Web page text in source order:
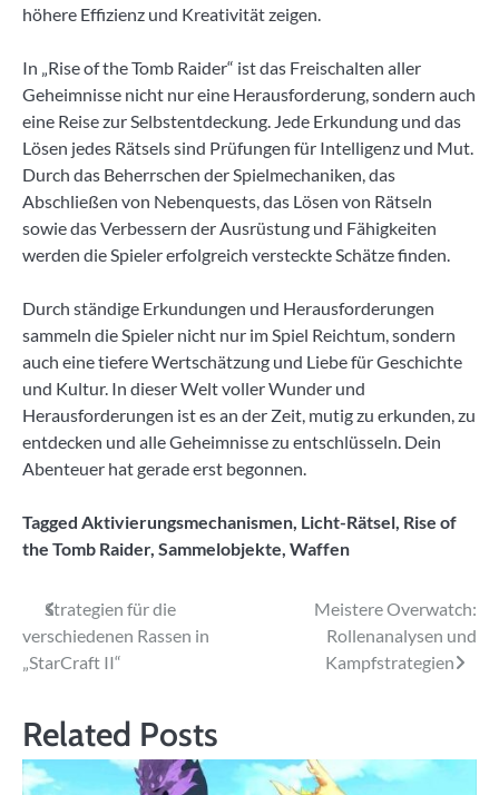
höhere Effizienz und Kreativität zeigen.
In „Rise of the Tomb Raider“ ist das Freischalten aller
Geheimnisse nicht nur eine Herausforderung, sondern auch
eine Reise zur Selbstentdeckung. Jede Erkundung und das
Lösen jedes Rätsels sind Prüfungen für Intelligenz und Mut.
Durch das Beherrschen der Spielmechaniken, das
Abschließen von Nebenquests, das Lösen von Rätseln
sowie das Verbessern der Ausrüstung und Fähigkeiten
werden die Spieler erfolgreich versteckte Schätze finden.
Durch ständige Erkundungen und Herausforderungen
sammeln die Spieler nicht nur im Spiel Reichtum, sondern
auch eine tiefere Wertschätzung und Liebe für Geschichte
und Kultur. In dieser Welt voller Wunder und
Herausforderungen ist es an der Zeit, mutig zu erkunden, zu
entdecken und alle Geheimnisse zu entschlüsseln. Dein
Abenteuer hat gerade erst begonnen.
Tagged Aktivierungsmechanismen, Licht-Rätsel, Rise of
the Tomb Raider, Sammelobjekte, Waffen
Beitragsnavigation
Strategien für die
verschiedenen Rassen in
„StarCraft II“
Meistere Overwatch:
Rollenanalysen und
Kampfstrategien
Related Posts